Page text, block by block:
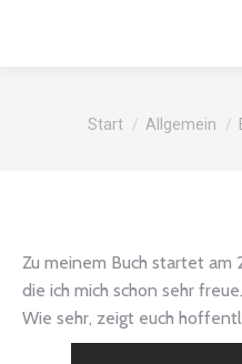
Sie befinden sich
Start Allgemein
Zu meinem Buch startet am
die ich mich schon sehr freue.
Wie sehr, zeigt euch